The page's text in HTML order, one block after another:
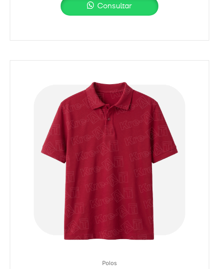
Consultar
Polos